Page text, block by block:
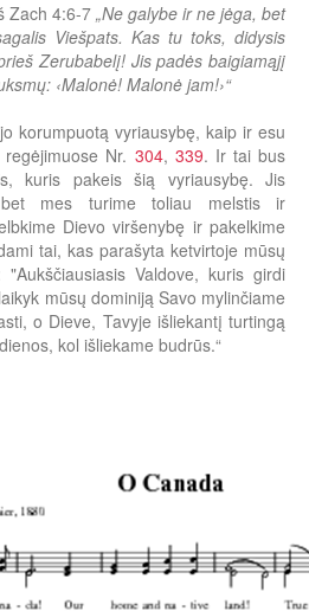
Zach 4:6-7 „Ne galybe ir ne jėga, bet
Viešpats. Kas tu toks, didysis
Zerubabelį! Jis padės baigiamąjį
‹Malonė! Malonė jam!›“
korumpuotą vyriausybę, kaip ir esu
Nr. 304, 339. Ir tai bus
kuris pakeis šią vyriausybę. Jis
mes turime toliau melstis ir
Dievo viršenybę ir pakelkime
tai, kas parašyta ketvirtoje mūsų
Valdove, kuris girdi
mūsų dominiją Savo mylinčiame
o Dieve, Tavyje išliekantį turtingą
kol išliekame budrūs.“